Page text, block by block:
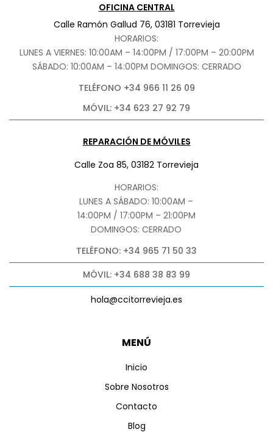
MENÚ
Inicio
Sobre Nosotros
Contacto
Blog
OFICINA CENTRAL
Calle Ramón Gallud 76, 03181 Torrevieja
HORARIOS:
LUNES A VIERNES: 10:00AM – 14:00PM / 17:00PM – 20:00PM
SÁBADO: 10:00AM – 14:00PM DOMINGOS: CERRADO
TELÉFONO +34 966 11 26 09
MÓVIL: +34 623 27 92 79
REPARACIÓN DE MÓVILES
Calle Zoa 85, 03182 Torrevieja
HORARIOS:
LUNES A SÁBADO: 10:00AM –
14:00PM / 17:00PM – 21:00PM
DOMINGOS: CERRADO
TELÉFONO: +34 965 71 50 33
MÓVIL: +34 688 38 83 99
hola@ccitorrevieja.es